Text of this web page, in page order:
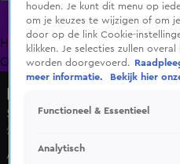
HomeUitzending Gemist
OranjezomerLivestreamsShop
Sharon heeft liever dat je je
23 juli 2025, 11:57
Als er iets is waar je bij
houden. Je kunt dit menu op
om je keuzes te wijzigen of om
door op de link Cookie-
klikken. Je selecties zullen
worden doorgevoerd.
meer informatie.
Bekijk hier
Functioneel & Essentieel
Analytisch